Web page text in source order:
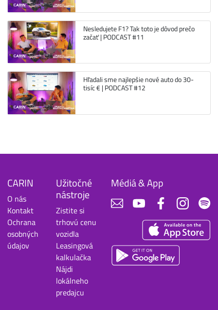
Nesledujete F1? Tak toto je dôvod prečo
začať | PODCAST #11
Hľadali sme najlepšie nové auto do 30-
tisíc € | PODCAST #12
CARIN
O nás
Kontakt
Ochrana
osobných
údajov
Užitočné
nástroje
Zistite si
trhovú cenu
vozidla
Leasingová
kalkulačka
Nájdi
lokálneho
predajcu
Médiá & App